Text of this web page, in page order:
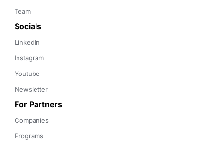
Team
Socials
LinkedIn
Instagram
Youtube
Newsletter
For Partners
Companies
Programs